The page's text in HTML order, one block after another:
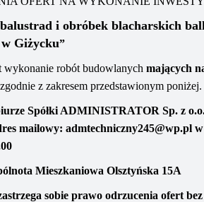
i obróbek blacharskich
w Giżycku”
wykonanie robót budowlanych mających
zgodnie z zakresem przedstawionym poniżej.
Spółki ADMINISTRATOR Sp. z
mailowy: admtechniczny245@wp.pl
0
Mieszkaniowa Olsztyńska 15A
sobie prawo odrzucenia ofert